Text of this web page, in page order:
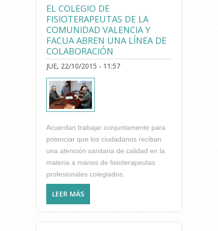
A LA EMPRESA QUE
OFERTABA MASAJES EN LAS
PLAYAS ESTE VERANO POR
PONER EN RIESGO LA SALUD
DE LOS CIUDADANOS
EL COLEGIO DE
FISIOTERAPEUTAS DE LA
COMUNIDAD VALENCIA Y
FACUA ABREN UNA LÍNEA DE
COLABORACIÓN
JUE, 22/10/2015 - 11:57
Acuerdan trabajar conjuntamente para
potenciar que los ciudadanos reciban
una atención sanitaria de calidad en la
materia a manos de fisioterapeutas
profesionales colegiados.
LEER MÁS
FISIOTERAPEUTAS DE LA